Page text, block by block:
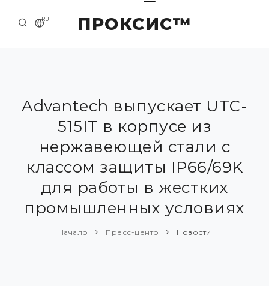
ПРОКСИС™
RU
О КОМПАНИИ
ПРИМЕРЫ И РЕШЕНИЯ
КАТАЛОГ ПРОДУКЦИИ
ПРЕСС-ЦЕНТР
Advantech выпускает UTC-
515IT в корпусе из
нержавеющей стали с
классом защиты IP66/69K
для работы в жестких
промышленных условиях
Начало Пресс-центр Новости